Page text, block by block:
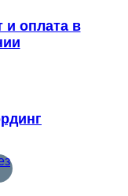
и оплата в